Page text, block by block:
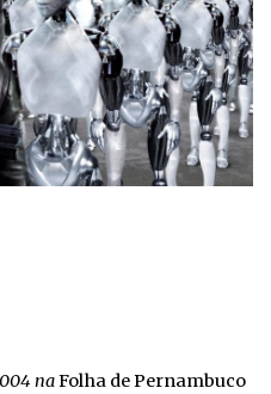
naFolha de Pernambuco